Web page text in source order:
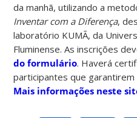
da manhã, utilizando a
Inventar com a Diferença,
laboratório KUMÃ, da
Fluminense. As inscrições
do formulário. Haverá
participantes que garantirem
Mais informações neste